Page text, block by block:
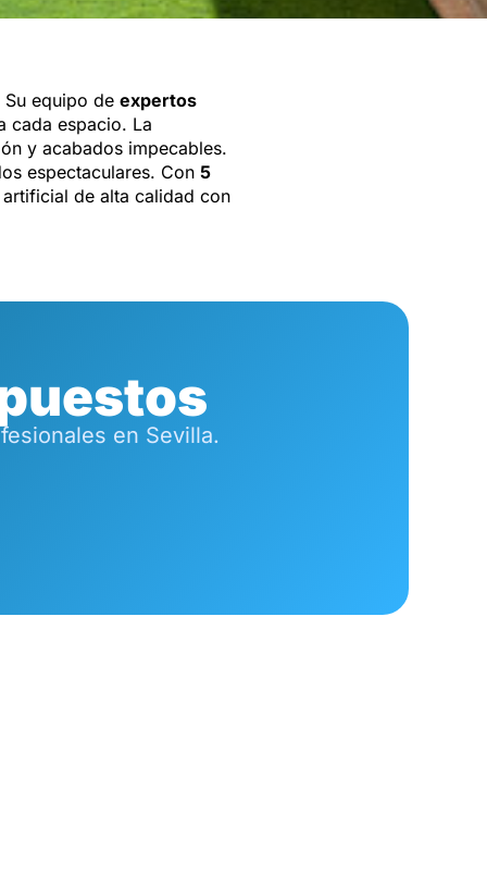
equipo de expertos
cada espacio. La
y acabados impecables.
espectaculares. Con 5
de alta calidad con
en Sevilla.